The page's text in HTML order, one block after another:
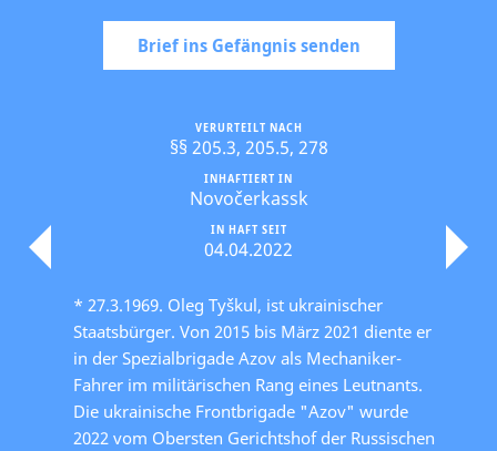
Brief ins Gefängnis senden
IN HAFT SEIT
04.04.2022
INHAFTIERT IN
Novočerkassk
VERURTEILT NACH
§§ 205.3, 205.5, 278
* 27.3.1969. Oleg Tyškul, ist ukrainischer
Staatsbürger. Von 2015 bis März 2021 diente er
in der Spezialbrigade Azov als Mechaniker-
Fahrer im militärischen Rang eines Leutnants.
Die ukrainische Frontbrigade "Azov" wurde
2022 vom Obersten Gerichtshof der Russischen